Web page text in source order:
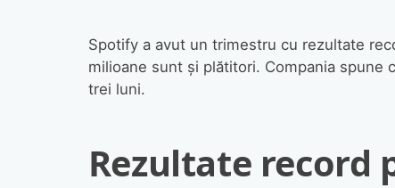
Spotify a avut un trimestru cu rezultate
milioane sunt și plătitori. Compania spune
trei luni.
Rezultate record